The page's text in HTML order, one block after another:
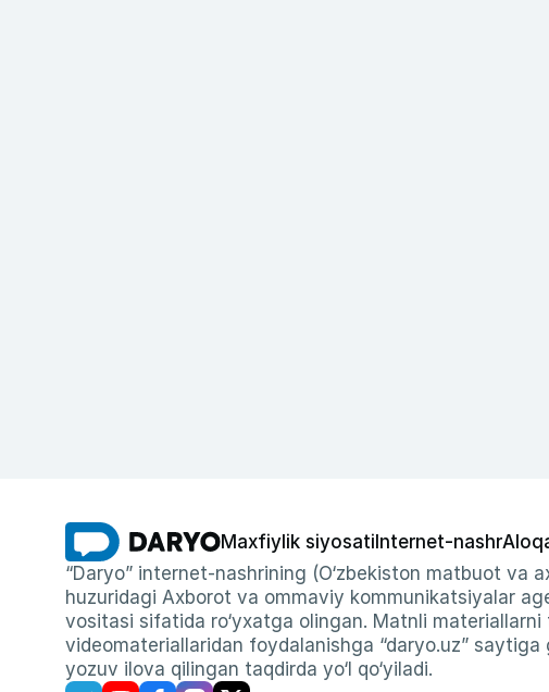
Maxfiylik siyosati Internet-nashr
“Daryo” internet-nashrining (O‘zbekiston matbuot va
huzuridagi Axborot va ommaviy kommunikatsiyalar
vositasi sifatida ro‘yxatga olingan. Matnli
videomateriallaridan foydalanishga “daryo.uz”
yozuv ilova qilingan taqdirda yo‘l qo‘yiladi.